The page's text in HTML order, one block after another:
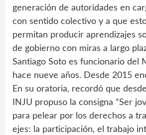
generación de autoridades en
con sentido colectivo y a que
permitan producir aprendizajes
de gobierno con miras a largo
Santiago Soto es funcionario del
hace nueve años. Desde 2015
En su oratoria, recordó que
INJU propuso la consigna “Ser
para pelear por los derechos a
ejes: la participación, el trabajo